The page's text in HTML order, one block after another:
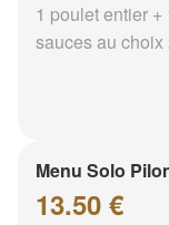
1 poulet entier
sauces au
Menu Solo
13.50 €